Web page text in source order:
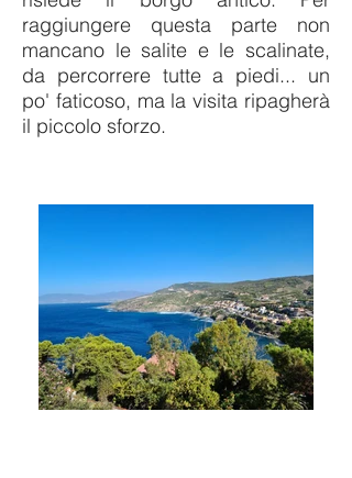
raggiungere questa parte non
mancano le salite e le scalinate,
da percorrere tutte a piedi... un
po' faticoso, ma la visita ripagherà
il piccolo sforzo.